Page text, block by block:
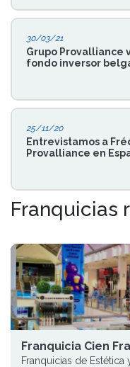
30/03/21
Grupo Provalliance
fondo inversor
25/11/20
Entrevistamos a
Provalliance en
Franquicias
Franquicia Cien
Franquicias de Estética